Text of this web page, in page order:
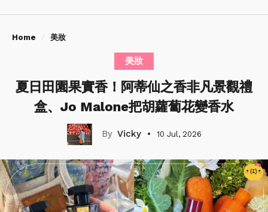
Home 美妝
美妝
夏日田園果實香！阿蒂仙之香非凡景觀禮
盒、Jo Malone把胡蘿蔔花變香水
Vicky 10 Jul, 2026